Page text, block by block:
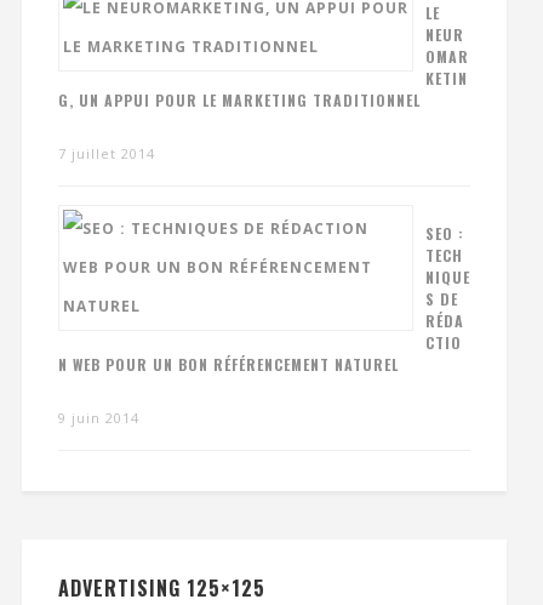
LE
NEUR
OMAR
KETIN
G, UN APPUI POUR LE MARKETING TRADITIONNEL
7 juillet 2014
SEO :
TECH
NIQUE
S DE
RÉDA
CTIO
N WEB POUR UN BON RÉFÉRENCEMENT NATUREL
9 juin 2014
ADVERTISING 125×125